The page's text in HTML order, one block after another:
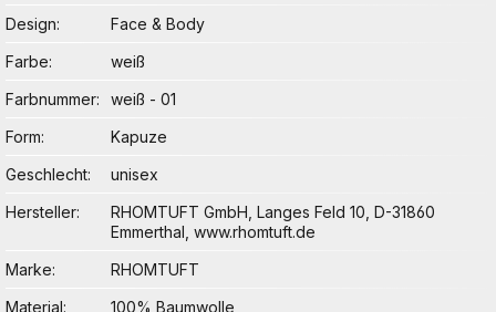
Design
Face & Body
Farbe
weiß
Farbnummer
weiß - 01
Form
Kapuze
Geschlecht
unisex
Hersteller
RHOMTUFT GmbH, Langes Feld 10, D-31860
Emmerthal, www.rhomtuft.de
Marke
RHOMTUFT
Material
100% Baumwolle